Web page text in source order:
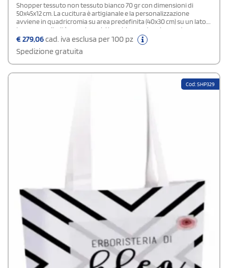
Shopper tessuto non tessuto bianco 70 gr con dimensioni di
50x45x12 cm. La cucitura è artigianale e la personalizzazione
avviene in quadricromia su area predefinita (40x30 cm) su un lato.
La sua peculiarità sono i manici lunghi un metro che rendono
questo modello apprezzato e dal design trendy, perfetto per una
€279,06cad. iva esclusa per 100 pz
Spedizione gratuita
Cod: SHP329